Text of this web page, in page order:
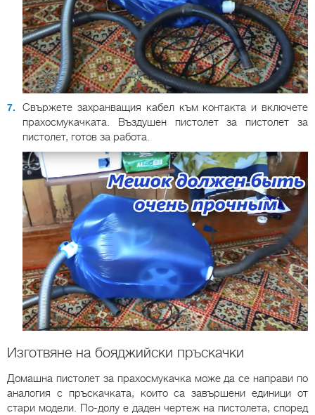
Свържете захранващия кабел към контакта и включете
прахосмукачката. Въздушен пистолет за пистолет за
пистолет, готов за работа.
Изготвяне на бояджийски пръскачки
Домашна пистолет за прахосмукачка може да се направи по
аналогия с пръскачката, които са завършени единици от
стари модели. По-долу е даден чертеж на пистолета, според